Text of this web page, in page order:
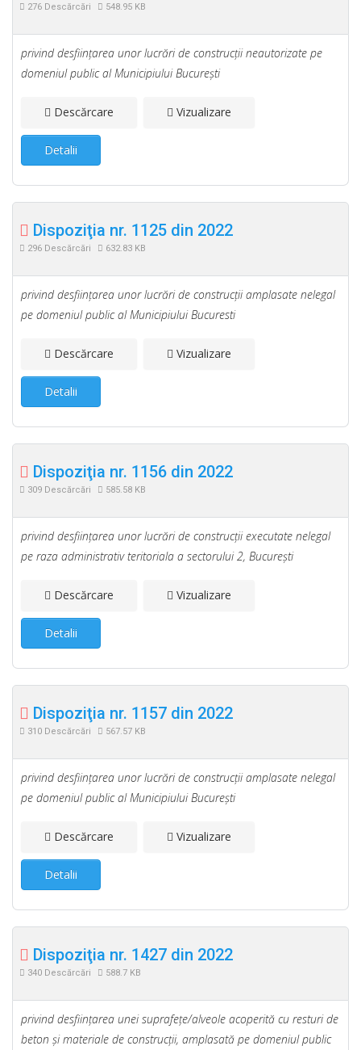
276 Descărcări 548.95 KB
privind desfiinţarea unor lucrări de construcţii neautorizate pe
domeniul public al Municipiului Bucureşti
Descărcare Vizualizare
Detalii
Dispoziţia nr. 1125 din 2022
296 Descărcări 632.83 KB
privind desfiinţarea unor lucrări de construcţii amplasate nelegal
pe domeniul public al Municipiului Bucuresti
Descărcare Vizualizare
Detalii
Dispoziţia nr. 1156 din 2022
309 Descărcări 585.58 KB
privind desfiinţarea unor lucrări de construcţii executate nelegal
pe raza administrativ teritoriala a sectorului 2, Bucureşti
Descărcare Vizualizare
Detalii
Dispoziţia nr. 1157 din 2022
310 Descărcări 567.57 KB
privind desfiinţarea unor lucrări de construcţii amplasate nelegal
pe domeniul public al Municipiului Bucureşti
Descărcare Vizualizare
Detalii
Dispoziţia nr. 1427 din 2022
340 Descărcări 588.7 KB
privind desfiinţarea unei suprafeţe/alveole acoperită cu resturi de
beton şi materiale de construcţii, amplasată pe domeniul public